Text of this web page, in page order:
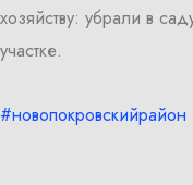
хозяйству: убрали в
участке.
#новопокровскийрайон